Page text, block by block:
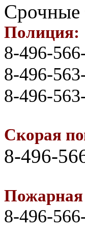
Срочные
Полиция:
8-496-
8-496-
8-496-
Скорая
8-496-
Пожарная
8-496-